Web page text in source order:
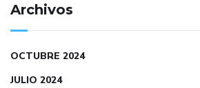
Archivos
OCTUBRE 2024
JULIO 2024